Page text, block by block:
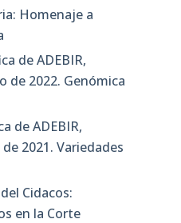
Homenaje a
de ADEBIR,
de 2022. Genómica
de ADEBIR,
2021. Variedades
Cidacos:
en la Corte